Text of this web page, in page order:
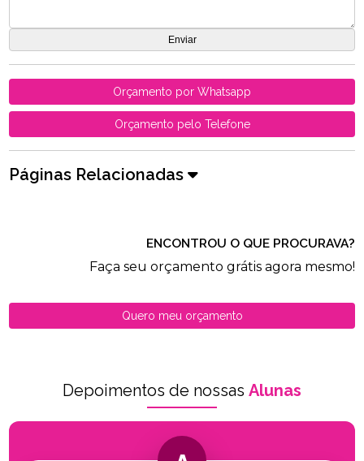
Orçamento por Whatsapp
Orçamento pelo Telefone
Páginas Relacionadas
ENCONTROU O QUE PROCURAVA?
Faça seu orçamento grátis agora mesmo!
Quero meu orçamento
Depoimentos de nossas Alunas